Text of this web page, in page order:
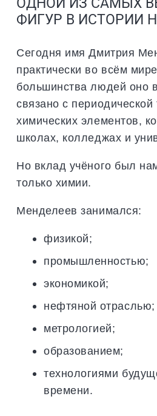
ФИГУР В ИСТОРИИ
Сегодня имя Дмитрия
практически во всём
большинства людей оно
связано с периодической
химических элементов,
школах, колледжах и
Но вклад учёного был
только химии.
Менделеев занимался:
физикой;
промышленностью;
экономикой;
нефтяной отраслью;
метрологией;
образованием;
технологиями
времени.